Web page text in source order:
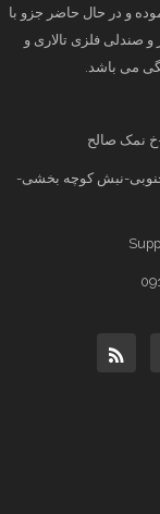
و در حال حاضر جزو با
و صندلی فلزی تالاری و
می باشد.
خ نمک صالح
جنوبی-نبش کوچه بخشی-